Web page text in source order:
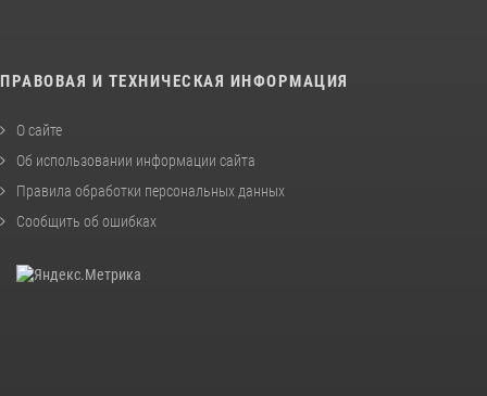
ПРАВОВАЯ И ТЕХНИЧЕСКАЯ ИНФОРМАЦИЯ
О сайте
Об использовании информации сайта
Правила обработки персональных данных
Сообщить об ошибках